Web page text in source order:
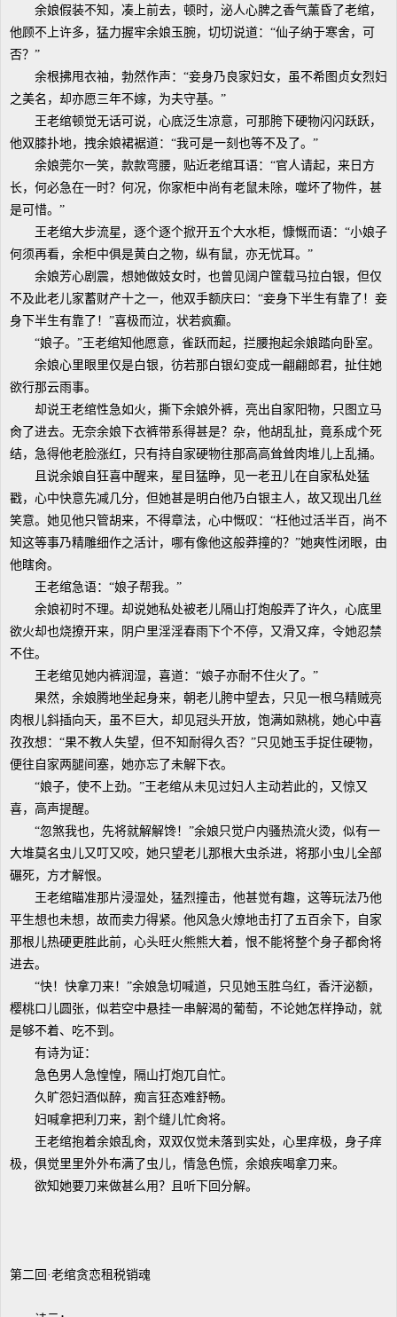
余娘假装不知，凑上前去，顿时，泌人心脾之香气薰昏了老绾，
他顾不上许多，猛力握牢余娘玉腕，切切说道：“仙子纳于寒舍，可
否？”
余根拂甩衣袖，勃然作声：“妾身乃良家妇女，虽不希图贞女烈妇
之美名，却亦愿三年不嫁，为夫守基。”
王老绾顿觉无话可说，心底泛生凉意，可那胯下硬物闪闪跃跃，
他双膝扑地，拽余娘裙裾道：“我可是一刻也等不及了。”
余娘莞尔一笑，款款弯腰，贴近老绾耳语：“官人请起，来日方
长，何必急在一时？何况，你家柜中尚有老鼠未除，噬坏了物件，甚
是可惜。”
王老绾大步流星，逐个逐个掀开五个大水柜，慷慨而语：“小娘子
何须再看，余柜中俱是黄白之物，纵有鼠，亦无忧耳。”
余娘芳心剧震，想她做妓女时，也曾见阔户筐载马拉白银，但仅
不及此老儿家蓄财产十之一，他双手额庆曰：“妾身下半生有靠了！妾
身下半生有靠了！”喜极而泣，状若疯癫。
“娘子。”王老绾知他愿意，雀跃而起，拦腰抱起余娘踏向卧室。
余娘心里眼里仅是白银，彷若那白银幻变成一翩翩郎君，扯住她
欲行那云雨事。
却说王老绾性急如火，撕下余娘外裤，亮出自家阳物，只图立马
肏了进去。无奈余娘下衣裤带系得甚是？杂，他胡乱扯，竟系成个死
结，急得他老脸涨红，只有持自家硬物往那高高耸耸肉堆儿上乱捅。
且说余娘自狂喜中醒来，星目猛睁，见一老丑儿在自家私处猛
戳，心中快意先减几分，但她甚是明白他乃白银主人，故又现出几丝
笑意。她见他只管胡来，不得章法，心中慨叹：“枉他过活半百，尚不
知这等事乃精雕细作之活计，哪有像他这般莽撞的？”她爽性闭眼，由
他瞎肏。
王老绾急语：“娘子帮我。”
余娘初时不理。却说她私处被老儿隔山打炮般弄了许久，心底里
欲火却也烧撩开来，阴户里淫淫春雨下个不停，又滑又痒，令她忍禁
不住。
王老绾见她内裤润湿，喜道：“娘子亦耐不住火了。”
果然，余娘腾地坐起身来，朝老儿胯中望去，只见一根乌精贼亮
肉根儿斜插向天，虽不巨大，却见冠头开放，饱满如熟桃，她心中喜
孜孜想：“果不教人失望，但不知耐得久否？”只见她玉手捉住硬物，
便往自家两腿间塞，她亦忘了未解下衣。
“娘子，使不上劲。”王老绾从未见过妇人主动若此的，又惊又
喜，高声提醒。
“忽煞我也，先将就解解馋！”余娘只觉户内骚热流火烫，似有一
大堆莫名虫儿又叮又咬，她只望老儿那根大虫杀进，将那小虫儿全部
碾死，方才解恨。
王老绾瞄准那片浸湿处，猛烈撞击，他甚觉有趣，这等玩法乃他
平生想也未想，故而卖力得紧。他风急火燎地击打了五百余下，自家
那根儿热硬更胜此前，心头旺火熊熊大着，恨不能将整个身子都肏将
进去。
“快！快拿刀来！”余娘急切喊道，只见她玉胜乌红，香汗泌额，
樱桃口儿圆张，似若空中悬挂一串解渴的葡萄，不论她怎样挣动，就
是够不着、吃不到。
有诗为证：
急色男人急惶惶，隔山打炮兀自忙。
久旷怨妇酒似醉，痴言狂态难舒畅。
妇喊拿把利刀来，割个缝儿忙肏将。
王老绾抱着余娘乱肏，双双仅觉未落到实处，心里痒极，身子痒
极，俱觉里里外外布满了虫儿，情急色慌，余娘疾喝拿刀来。
欲知她要刀来做甚么用？且听下回分解。
第二回·老绾贪恋租税销魂